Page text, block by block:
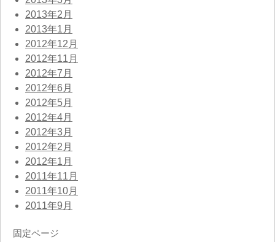
2013年2月
2013年1月
2012年12月
2012年11月
2012年7月
2012年6月
2012年5月
2012年4月
2012年3月
2012年2月
2012年1月
2011年11月
2011年10月
2011年9月
固定ページ